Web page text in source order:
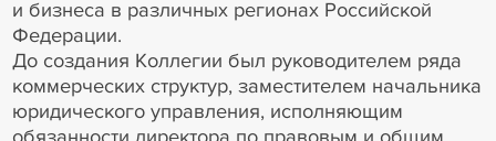
и бизнеса в различных регионах Российской
Федерации.
До создания Коллегии был руководителем ряда
коммерческих структур, заместителем начальника
юридического управления, исполняющим